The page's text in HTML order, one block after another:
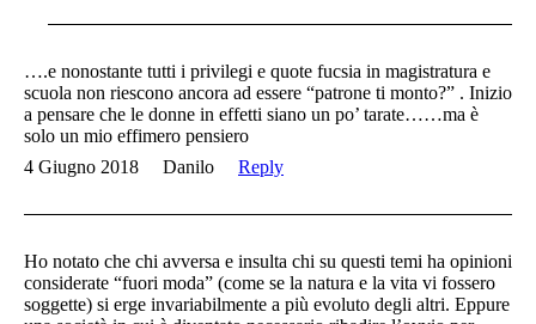
….e nonostante tutti i privilegi e quote fucsia in magistratura e
scuola non riescono ancora ad essere “patrone ti monto?” . Inizio
a pensare che le donne in effetti siano un po’ tarate……ma è
solo un mio effimero pensiero
4 Giugno 2018
Danilo Reply
Ho notato che chi avversa e insulta chi su questi temi ha opinioni
considerate “fuori moda” (come se la natura e la vita vi fossero
soggette) si erge invariabilmente a più evoluto degli altri. Eppure